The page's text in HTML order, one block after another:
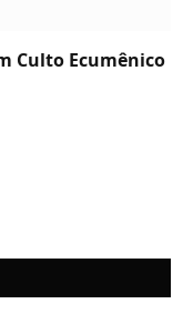
Culto Ecumênico